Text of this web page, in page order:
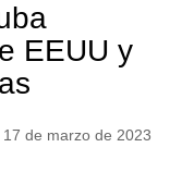
EEUU y
17 de marzo de 2023